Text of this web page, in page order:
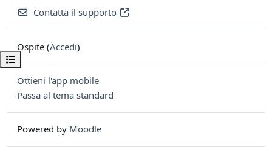
Apri indice del corso
Contatta il supporto
Ospite (Accedi)
Ottieni l'app mobile
Passa al tema standard
Powered by Moodle